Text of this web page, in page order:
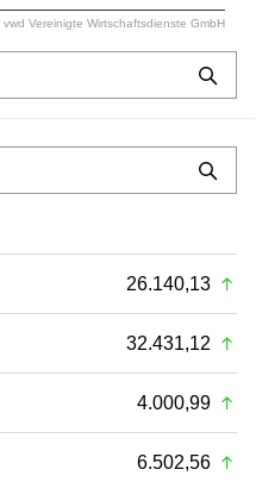
vwd Vereinigte Wirtschaftsdienste GmbH
26.140,13
32.431,12
4.000,99
6.502,56